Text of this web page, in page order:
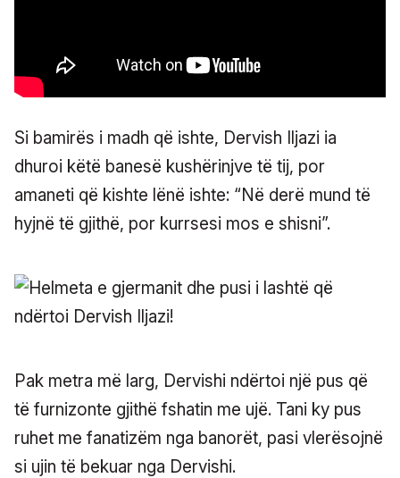
Si bamirës i madh që ishte, Dervish Iljazi ia
dhuroi këtë banesë kushërinjve të tij, por
amaneti që kishte lënë ishte: “Në derë mund të
hyjnë të gjithë, por kurrsesi mos e shisni”.
Pak metra më larg, Dervishi ndërtoi një pus që
të furnizonte gjithë fshatin me ujë. Tani ky pus
ruhet me fanatizëm nga banorët, pasi vlerësojnë
si ujin të bekuar nga Dervishi.